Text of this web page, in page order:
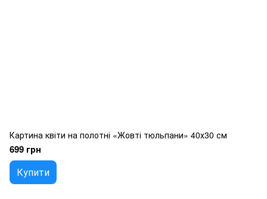
Картина квіти на полотні «Жовті тюльпани» 40х30 см
699 грн
Купити